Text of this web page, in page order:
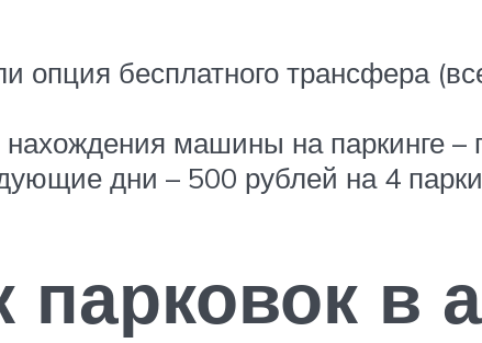
опция бесплатного трансфера
машины на паркинге –
дни – 500 рублей на 4
парковок в